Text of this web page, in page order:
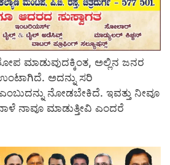
ಮಾಡುವುದಕ್ಕಿಂತ, ಅಲ್ಲಿನ ಜನರ
ಅದನ್ನು ಸರಿ
ನೋಡಬೇಕಿದೆ. ಇವತ್ತು ನೀವೂ
ನಾವೂ ಮಾಡುತ್ತೀವಿ ಎಂದರೆ